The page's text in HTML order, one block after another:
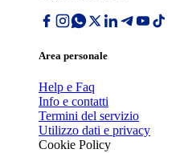
Area personale
Help e Faq
Info e contatti
Termini del servizio
Utilizzo dati e privacy
Cookie Policy